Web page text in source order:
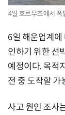
4일 호르무즈에서
6일 해운업계에
인하기 위한 선
예정이다. 목적
전 중 도착할 가
사고 원인 조사